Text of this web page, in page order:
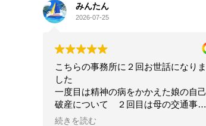
みんたん
2026-07-25
こちらの事務所に２回お世話になりま
した
一度目は精神の病をかかえた娘の自己
破産について ２回目は母の交通事故
の賠償請求について こちらの状況を
続きを読む